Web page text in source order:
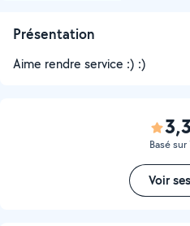
Présentation
Aime rendre service :) :)
Basé sur
Voir